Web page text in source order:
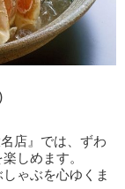
店』では、ずわ
しめます。
ゃぶを心ゆくま